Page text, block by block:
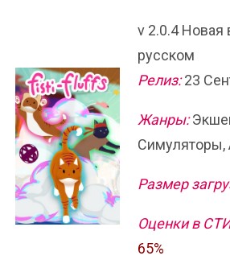
v 2.0.4 Новая
русском
Релиз:23
Жанры:
Симуляторы,
Размер
Оценки в
65%